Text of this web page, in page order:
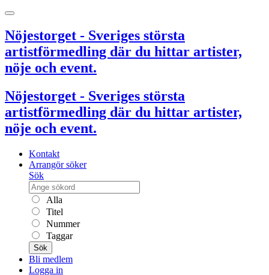
Nöjestorget - Sveriges största
artistförmedling där du hittar artister,
nöje och event.
Nöjestorget - Sveriges största
artistförmedling där du hittar artister,
nöje och event.
Kontakt
Arrangör söker
Sök
Alla
Titel
Nummer
Taggar
Sök
Bli medlem
Logga in